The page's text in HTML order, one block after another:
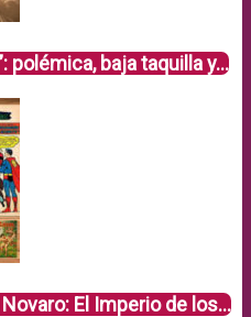
polémica, baja taquilla y…
El Imperio de los…